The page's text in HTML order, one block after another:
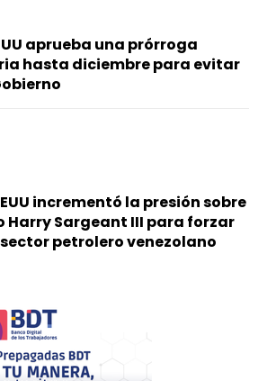
aprueba una prórroga
hasta diciembre para evitar
incrementó la presión sobre
Harry Sargeant III para forzar
petrolero venezolano